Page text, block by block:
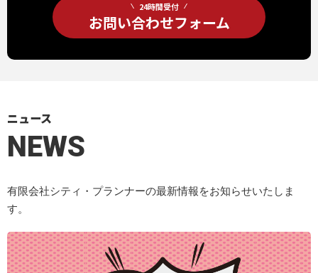
24時間受付
お問い合わせフォーム
ニュース
NEWS
有限会社シティ・プランナーの最新情報をお知らせいたしま
す。